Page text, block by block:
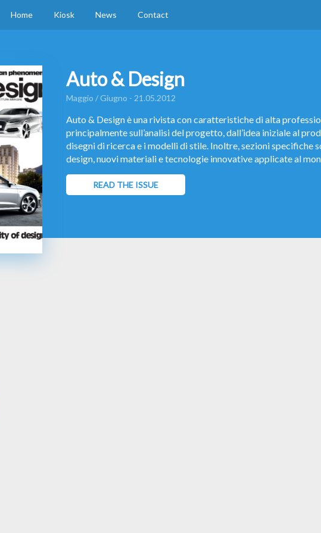
Home Kiosk News Contact
Auto & Design
Maggio / Giugno - 21.05.2012
Auto & Design è una rivista con caratteristiche di alta
principalmente sull’analisi del progetto, dall’idea iniziale al
disegni di ricerca e i modelli di stile. Inoltre, sezioni specifiche
design, nuovi materiali e tecnologie innovative applicate al
progettuali.
READ THE ISSUE